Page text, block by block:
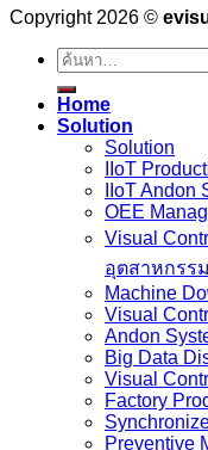
Copyright 2026 ©
ค้นหา:
Home
Solution
Solution
IIoT
IIoT Andon
OEE
Visual
อุตสาหกรรม
Machine
Visual
Andon
Big Data
Visual
Factory
Preventive